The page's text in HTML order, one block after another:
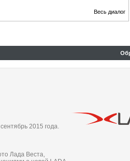
Весь диалог
2015 года.
Лада Веста,